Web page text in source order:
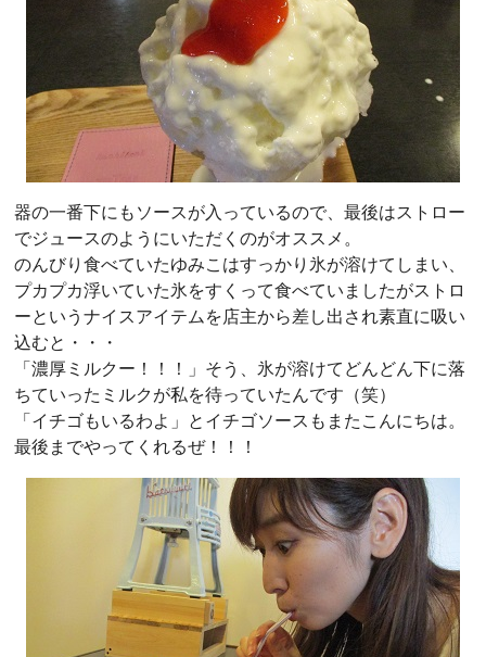
器の一番下にもソースが入っているので、最後はストロー
でジュースのようにいただくのがオススメ。
のんびり食べていたゆみこはすっかり氷が溶けてしまい、
プカプカ浮いていた氷をすくって食べていましたがストロ
ーというナイスアイテムを店主から差し出され素直に吸い
込むと・・・
「濃厚ミルクー！！！」そう、氷が溶けてどんどん下に落
ちていったミルクが私を待っていたんです（笑）
「イチゴもいるわよ」とイチゴソースもまたこんにちは。
最後までやってくれるぜ！！！